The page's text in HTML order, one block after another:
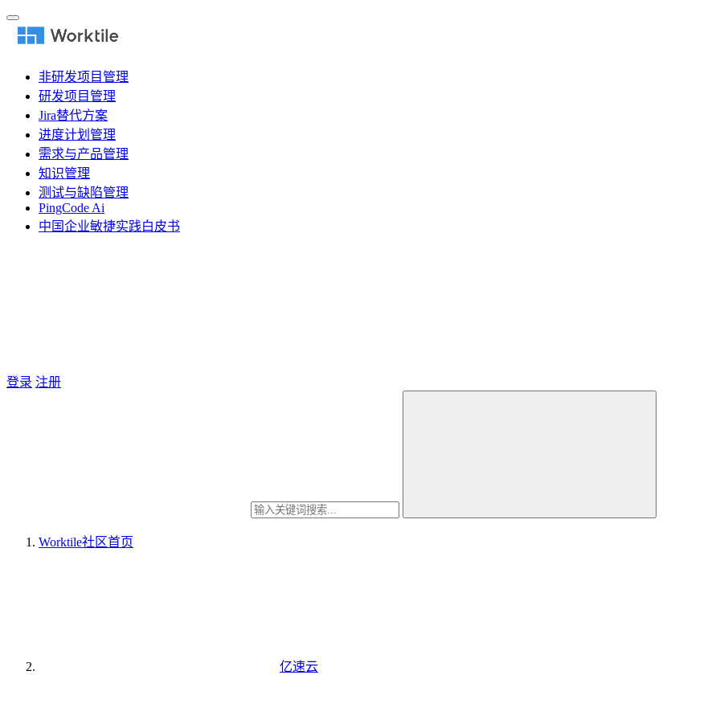
非研发项目管理
研发项目管理
Jira替代方案
进度计划管理
需求与产品管理
知识管理
测试与缺陷管理
PingCode Ai
中国企业敏捷实践白皮书
登录 注册
Worktile社区首页
亿速云